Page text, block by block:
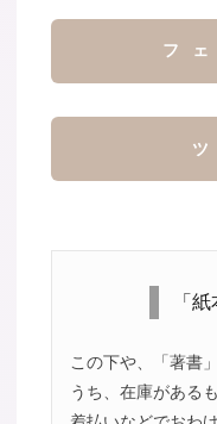
フ
「
この下や、「著書
うち、在庫がある